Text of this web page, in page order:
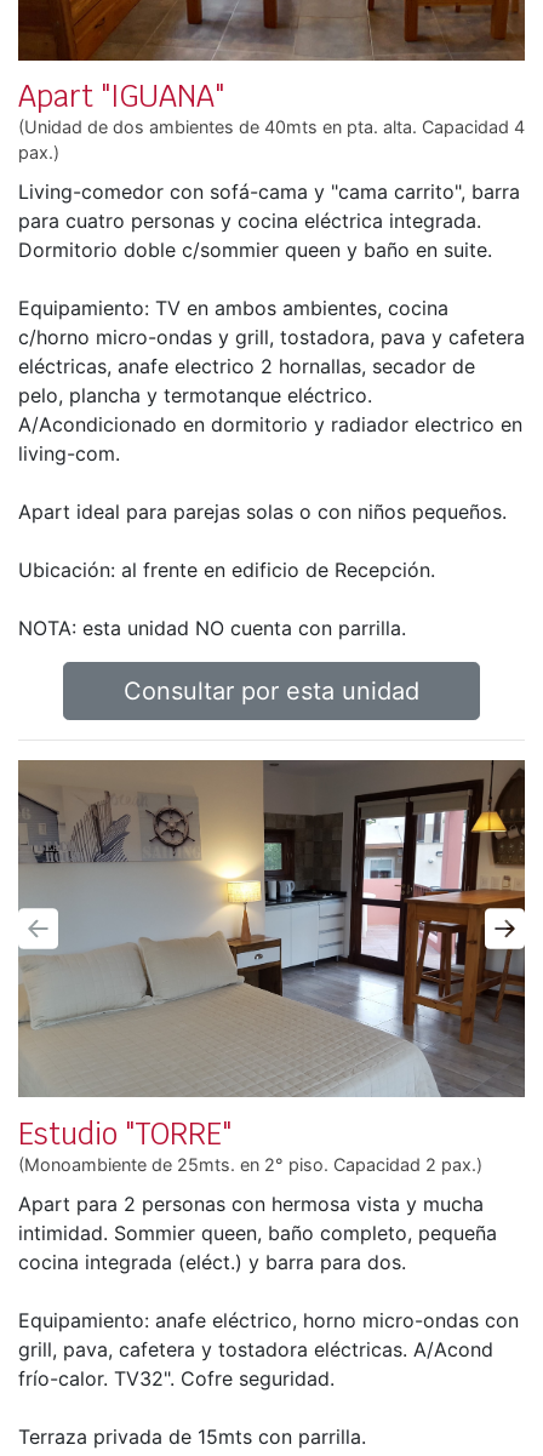
Apart "IGUANA"
(Unidad de dos ambientes de 40mts en pta. alta. Capacidad 4
pax.)
Living-comedor con sofá-cama y "cama carrito", barra
para cuatro personas y cocina eléctrica integrada.
Dormitorio doble c/sommier queen y baño en suite.
Equipamiento: TV en ambos ambientes, cocina
c/horno micro-ondas y grill, tostadora, pava y cafetera
eléctricas, anafe electrico 2 hornallas, secador de
pelo, plancha y termotanque eléctrico.
A/Acondicionado en dormitorio y radiador electrico en
living-com.
Apart ideal para parejas solas o con niños pequeños.
Ubicación: al frente en edificio de Recepción.
NOTA: esta unidad NO cuenta con parrilla.
Consultar por esta unidad
Estudio "TORRE"
(Monoambiente de 25mts. en 2° piso. Capacidad 2 pax.)
Apart para 2 personas con hermosa vista y mucha
intimidad. Sommier queen, baño completo, pequeña
cocina integrada (eléct.) y barra para dos.
Equipamiento: anafe eléctrico, horno micro-ondas con
grill, pava, cafetera y tostadora eléctricas. A/Acond
frío-calor. TV32". Cofre seguridad.
Terraza privada de 15mts con parrilla.
Anterior